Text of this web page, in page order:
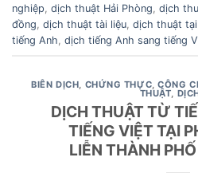
nghiệp, dịch thuật Hải Phòng, dịch
đồng, dịch thuật tài liệu, dịch thuật
tiếng Anh, dịch tiếng Anh sang tiếng
BIÊN DỊCH, CHỨNG THỰC,CÔNG
THUẬT,
DỊCH THUẬT TỪ
TIẾNG VIỆT TẠI
LIỄN THÀNH